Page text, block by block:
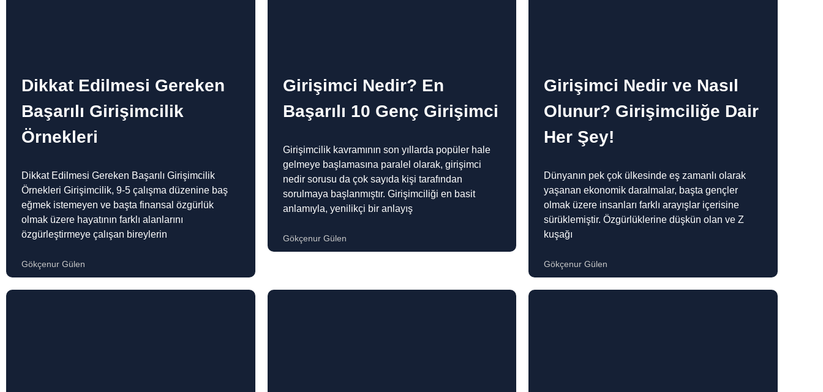
Dikkat Edilmesi Gereken
Başarılı Girişimcilik
Örnekleri
Dikkat Edilmesi Gereken Başarılı Girişimcilik
Örnekleri Girişimcilik, 9-5 çalışma düzenine baş
eğmek istemeyen ve başta finansal özgürlük
olmak üzere hayatının farklı alanlarını
özgürleştirmeye çalışan bireylerin
Gökçenur Gülen
Girişimci Nedir? En
Başarılı 10 Genç Girişimci
Girişimcilik kavramının son yıllarda popüler hale
gelmeye başlamasına paralel olarak, girişimci
nedir sorusu da çok sayıda kişi tarafından
sorulmaya başlanmıştır. Girişimciliği en basit
anlamıyla, yenilikçi bir anlayış
Gökçenur Gülen
Girişimci Nedir ve Nasıl
Olunur? Girişimciliğe Dair
Her Şey!
Dünyanın pek çok ülkesinde eş zamanlı olarak
yaşanan ekonomik daralmalar, başta gençler
olmak üzere insanları farklı arayışlar içerisine
sürüklemiştir. Özgürlüklerine düşkün olan ve Z
kuşağı
Gökçenur Gülen